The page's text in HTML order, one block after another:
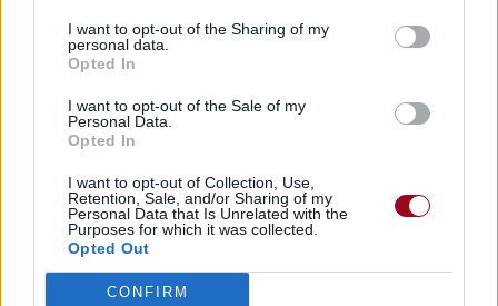
I want to opt-out of the Sharing of my
personal data.
Opted In
I want to opt-out of the Sale of my
Personal Data.
Opted In
I want to opt-out of Collection, Use,
Retention, Sale, and/or Sharing of my
Personal Data that Is Unrelated with the
Purposes for which it was collected.
Opted Out
CONFIRM
Vous aimez chanter, apprenez la guitare chez
Télécharger légalement les MP3 sur
Télécharger légalement les MP3 ou trouver le CD sur
Trouver des vinyles et des CD sur
Trouver un instrument de musique ou une partition au
Paroles + Traduction
Commentaires